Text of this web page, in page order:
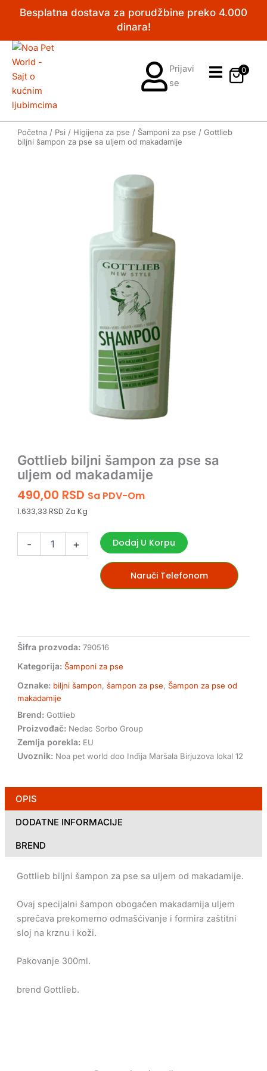
PređiBesplatna dostava za porudžbine preko 4.000
dinara!
Prijavi
se
0
Početna / Psi / Higijena za pse / Šamponi za pse / Gottlieb
biljni šampon za pse sa uljem od makadamije
Gottlieb biljni šampon za pse sa
uljem od makadamije
490,00 RSD Sa PDV-Om
1.633,33 RSD Za Kg
- + Dodaj U Korpu
Naruči Telefonom
Šifra prozvoda:790516
Kategorija: Šamponi za pse
Oznake: biljni šampon,šampon za pse,Šampon za pse od
makadamije
Brend: Gottlieb
Proizvođač: Nedac Sorbo Group
Zemlja porekla: EU
Uvoznik: Noa pet world doo Inđija Maršala Birjuzova lokal 12
OPIS
DODATNE INFORMACIJE
BREND
Gottlieb biljni šampon za pse sa uljem od makadamije.
Ovaj specijalni šampon obogaćen makadamija uljem
sprečava prekomerno odmašćivanje i formira zaštitni
sloj na krznu i koži.
Pakovanje 300ml.
brend Gottlieb.